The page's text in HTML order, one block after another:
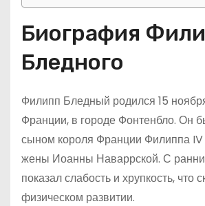
Биография
Бледного
Филипп Бледный родился 15
Франции, в городе Фонтенбло. Он
сыном короля Франции Филиппа IV
жены Иоанны Наваррской. С
показал слабость и хрупкость, что
физическом развитии.